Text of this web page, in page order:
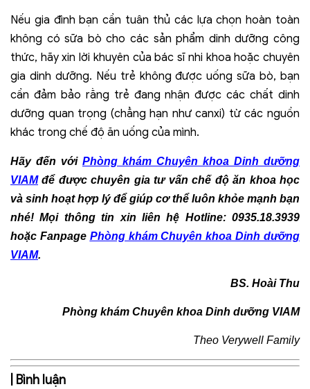
Nếu gia đình bạn cần tuân thủ các lựa chọn hoàn toàn
không có sữa bò cho các sản phẩm dinh dưỡng công
thức, hãy xin lời khuyên của bác sĩ nhi khoa hoặc chuyên
gia dinh dưỡng. Nếu trẻ không được uống sữa bò, bạn
cần đảm bảo rằng trẻ đang nhận được các chất dinh
dưỡng quan trọng (chẳng hạn như canxi) từ các nguồn
khác trong chế độ ăn uống của mình.
Hãy đến với Phòng khám Chuyên khoa Dinh dưỡng
VIAMđể được chuyên gia tư vấn chế độ ăn khoa học
và sinh hoạt hợp lý để giúp cơ thể luôn khỏe mạnh bạn
nhé! Mọi thông tin xin liên hệ Hotline: 0935.18.3939
hoặc Fanpage Phòng khám Chuyên khoa Dinh dưỡng
VIAM.
BS. Hoài Thu
Phòng khám Chuyên khoa Dinh dưỡng VIAM
Theo Verywell Family
| Bình luận